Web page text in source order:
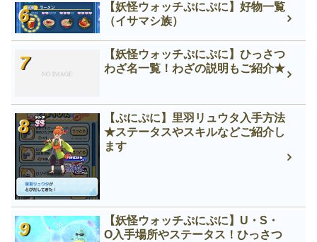
【妖怪ウォッチぷにぷに】好物一覧
（イサマシ族）
【妖怪ウォッチぷにぷに】ひっさつ
わざ名一覧！わざの説明もご紹介★
【ぷにぷに】里羽リュウタ入手方法
★ステータスやスキルなどご紹介し
ます
【妖怪ウォッチぷにぷに】U・S・
O入手場所やステータス！ひっさつ